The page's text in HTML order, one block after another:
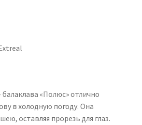
балаклава «Полюс» отлично
в холодную погоду. Она
оставляя прорезь для глаз.